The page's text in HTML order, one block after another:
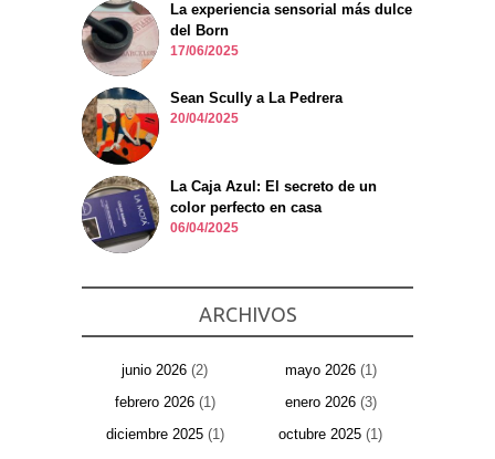
La experiencia sensorial más dulce
del Born
17/06/2025
Sean Scully a La Pedrera
20/04/2025
La Caja Azul: El secreto de un
color perfecto en casa
06/04/2025
ARCHIVOS
junio 2026 (2) mayo 2026(1)
febrero 2026(1) enero 2026(3)
diciembre 2025(1) octubre 2025 (1)